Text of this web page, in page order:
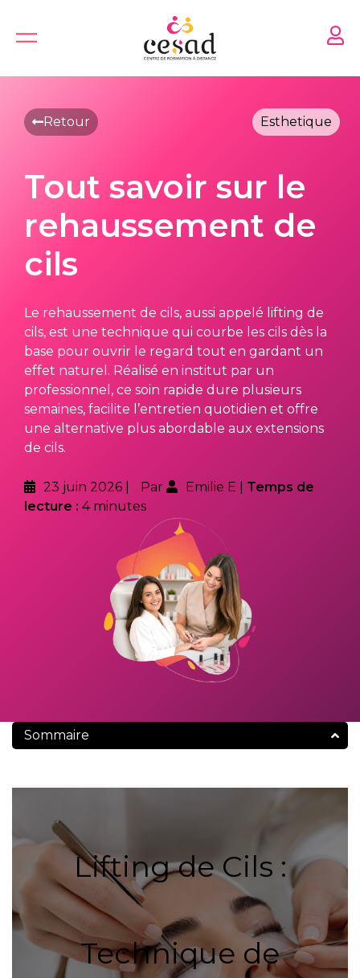
content
Retour Esthetique
Tout savoir sur le
rehaussement de
cils
Le rehaussement de cils, aussi appelé lifting de
cils, est une technique qui courbe les cils dès la
base pour ouvrir le regard tout en gardant un
effet naturel. Réalisé en institut par un
professionnel, ce soin rapide dure plusieurs
semaines, facilite l’entretien quotidien et offre
une alternative plus abordable aux extensions
de cils.
23 juin 2026 Par Emilie E
Temps de
lecture : 4 minutes
Sommaire
Lifting de Cils :
Technique de